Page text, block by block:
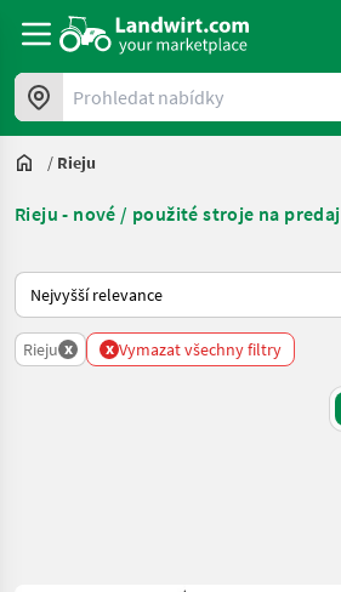
Prohledat nabídky
/ Rieju
Rieju - nové / použité stroje na predaj
Takto se řadí nabídky na Landwirt.com
Rieju x x Vymazat všechny filtry